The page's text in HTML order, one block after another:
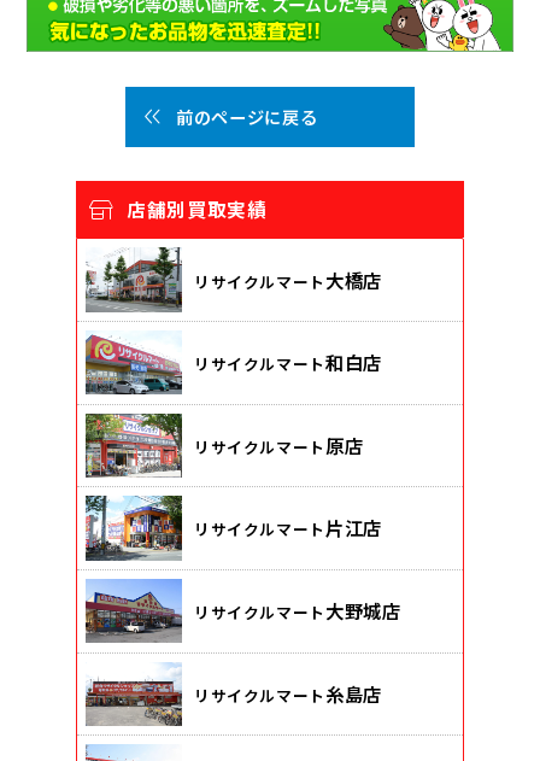
前のページに戻る
店舗別買取実績
リサイクルマート 大橋店
リサイクルマート和白店
リサイクルマート 原店
リサイクルマート片江店
リサイクルマート 大野城店
リサイクルマート 糸島店